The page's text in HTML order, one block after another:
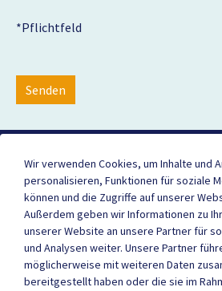
*Pflichtfeld
Senden
websedit AG
Internetagentur
Seestraße 35
88214 Ravensburg
Wir verwenden Cookies, um Inhalte und
personalisieren, Funktionen für soziale
können und die Zugriffe auf unserer
Außerdem geben wir Informationen zu
unserer Website an unsere Partner für
und Analysen weiter. Unsere Partner
möglicherweise mit weiteren Daten
bereitgestellt haben oder die sie im